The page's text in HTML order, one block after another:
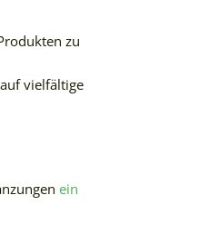
zu
vielfältige
ein